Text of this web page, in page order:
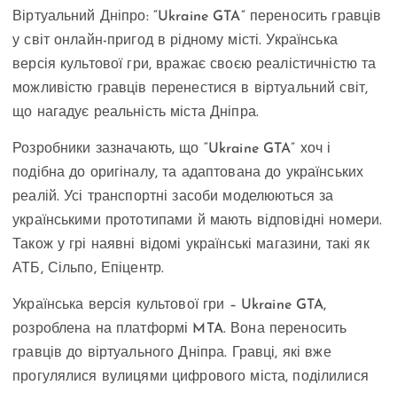
Віртуальний Дніпро: “Ukraine GTA” переносить гравців
у світ онлайн-пригод в рідному місті. Українська
версія культової гри, вражає своєю реалістичністю та
можливістю гравців перенестися в віртуальний світ,
що нагадує реальність міста Дніпра.
Розробники зазначають, що “Ukraine GTA” хоч і
подібна до оригіналу, та адаптована до українських
реалій. Усі транспортні засоби моделюються за
українськими прототипами й мають відповідні номери.
Також у грі наявні відомі українські магазини, такі як
АТБ, Сільпо, Епіцентр.
Українська версія культової гри – Ukraine GTA,
розроблена на платформі MTA. Вона переносить
гравців до віртуального Дніпра. Гравці, які вже
прогулялися вулицями цифрового міста, поділилися